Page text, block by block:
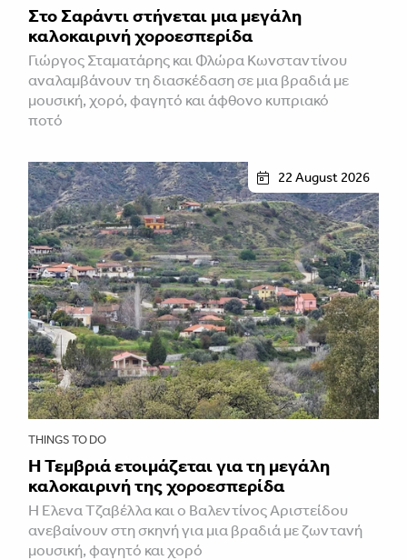
Στο Σαράντι στήνεται μια μεγάλη
καλοκαιρινή χοροεσπερίδα
Γιώργος Σταματάρης και Φλώρα Κωνσταντίνου
αναλαμβάνουν τη διασκέδαση σε μια βραδιά με
μουσική, χορό, φαγητό και άφθονο κυπριακό
ποτό
22 August 2026
THINGS TO DO
Η Τεμβριά ετοιμάζεται για τη μεγάλη
καλοκαιρινή της χοροεσπερίδα
Η Έλενα Τζαβέλλα και ο Βαλεντίνος Αριστείδου
ανεβαίνουν στη σκηνή για μια βραδιά με ζωντανή
μουσική, φαγητό και χορό